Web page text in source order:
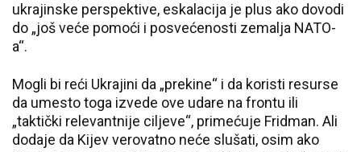
ukrajinske perspektive, eskalacija je plus ako dovodi
do „još veće pomoći i posvećenosti zemalja NATO-
a“.
Mogli bi reći Ukrajini da „prekine“ i da koristi resurse
da umesto toga izvede ove udare na frontu ili
„taktički relevantnije ciljeve“, primećuje Fridman. Ali
dodaje da Kijev verovatno neće slušati, osim ako